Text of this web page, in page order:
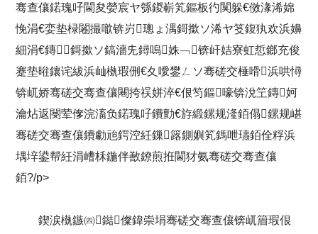
骞查儴鍩瑰吇閫夋嫈宸ヤ綔鍐嶄笂鏂板彴闃躲€傚湪浠婂
悗涓€娈垫椂闂撮噷锛岃璁ょ湡鎶撳ソ浠ヤ笅鍑犱欢浜嬶
細涓€鏄鎶撳ソ鎬濇兂鐞嗚姝﹁锛屽姞寮虹悊鎯充俊
蹇垫暀鑲诧紱浜屾槸瑕侀€夊噯鐢ㄥソ骞磋交棰嗗浜哄憳
锛屼娇骞磋交骞查儴闀挎祦姘淬€佷笉鏂嚎锛涗笁鏄妸
瀹炶返閿荤偧浣滀负鍩瑰吇鐨勯€斿緞鏍规湰銆傝鏍规嵁
骞磋交骞查儴鐨勮兘鍔涳紝鏁簬鍘嬩笂鎷呭瓙銆佺粰浜
堣垶鍙帮紝涓嶆柇鍦伴敾鐐煎拰閫犲氨骞磋交骞查儴
銆?/p>
鍥涙槸鏃㈣鐑儏鍏崇埍骞磋交骞查儴锛屼篃瑕佷